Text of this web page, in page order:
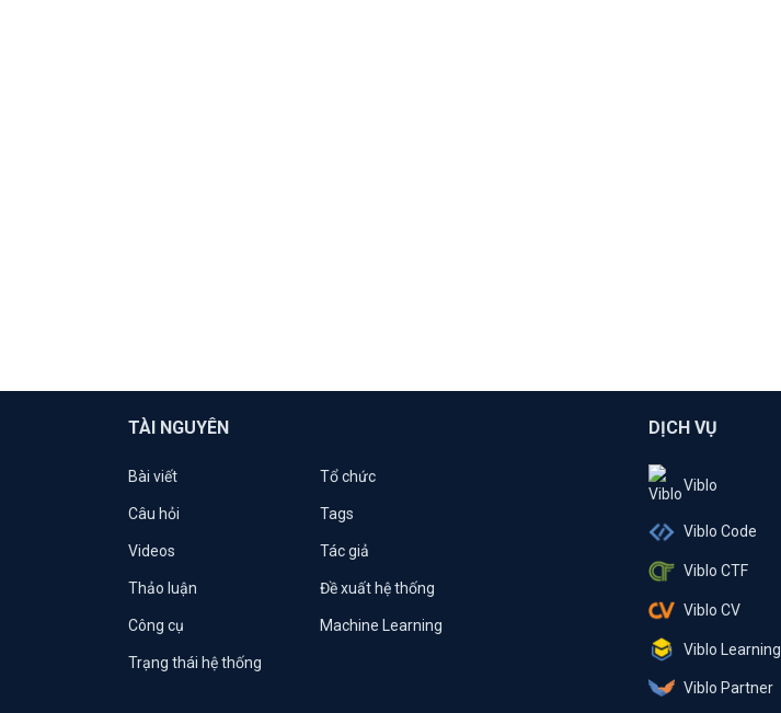
TÀI NGUYÊN
Bài viết Tổ chức
Câu hỏi Tags
Videos Tác giả
Thảo luận Đề xuất hệ thống
Công cụ Machine Learning
Trạng thái hệ thống
DỊCH VỤ
Viblo
Viblo Code
Viblo CTF
Viblo CV
Viblo Learning
Viblo Partner